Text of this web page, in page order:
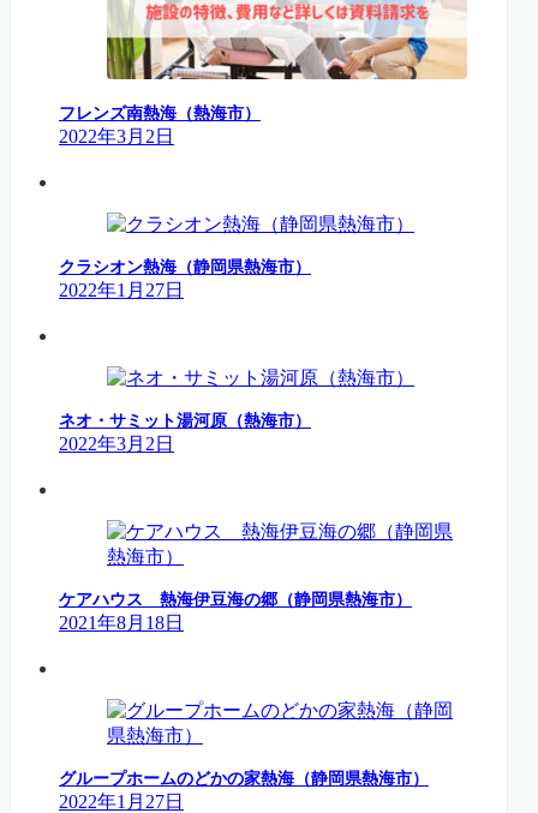
フレンズ南熱海（熱海市）
2022年3月2日
クラシオン熱海（静岡県熱海市）
2022年1月27日
ネオ・サミット湯河原（熱海市）
2022年3月2日
ケアハウス 熱海伊豆海の郷（静岡県熱海市）
2021年8月18日
グループホームのどかの家熱海（静岡県熱海市）
2022年1月27日